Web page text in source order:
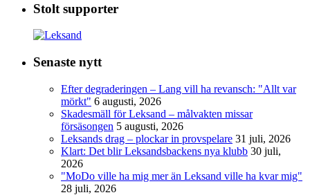
Stolt supporter
Senaste nytt
Efter degraderingen – Lang vill ha revansch: "Allt var
mörkt" 6 augusti, 2026
Skadesmäll för Leksand – målvakten missar
försäsongen 5 augusti, 2026
Leksands drag – plockar in provspelare 31 juli, 2026
Klart: Det blir Leksandsbackens nya klubb 30 juli,
2026
"MoDo ville ha mig mer än Leksand ville ha kvar mig"
28 juli, 2026